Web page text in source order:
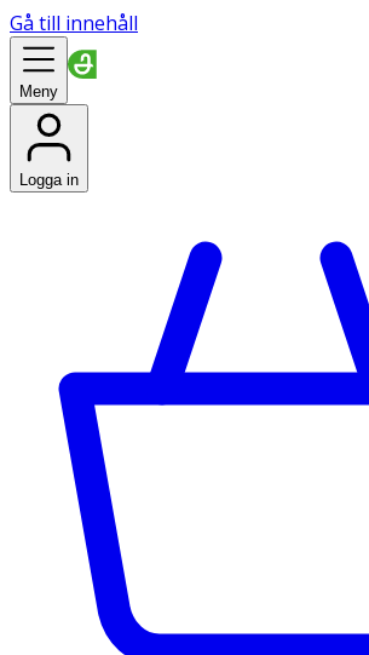
Gå till innehåll
Meny
Logga in